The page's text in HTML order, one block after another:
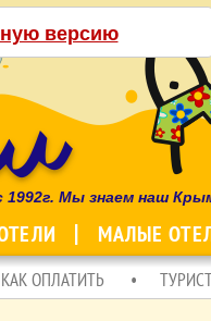
версию
Мы знаем наш
МАЛЫЕ
КАК ОПЛАТИТЬ